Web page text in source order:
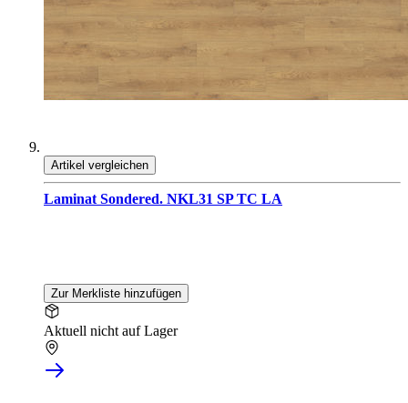
Artikel vergleichen
Laminat Sondered. NKL31 SP TC LA
Zur Merkliste hinzufügen
Aktuell nicht auf Lager